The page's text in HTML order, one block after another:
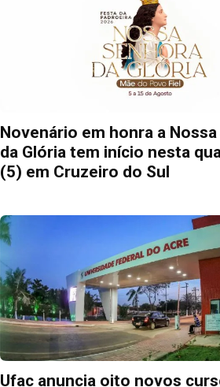
Novenário em honra a
da Glória tem início nesta
(5) em Cruzeiro do Sul
Ufac anuncia oito novos